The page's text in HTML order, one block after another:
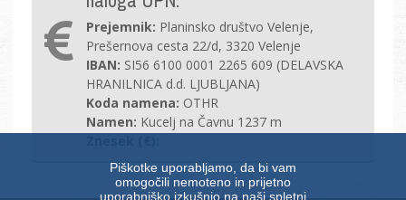
Prejemnik: Planinsko društvo Velenje,
Prešernova cesta 22/d, 3320 Velenje
IBAN: SI56 6100 0001 2265 609 (DELAVSKA
HRANILNICA d.d. LJUBLJANA)
Koda namena: OTHR
Namen: Kucelj na Čavnu 1237 m
Piškotke uporabljamo, da bi vam
omogočili nemoteno in prijetno
uporabniško izkušnjo na naši spletni